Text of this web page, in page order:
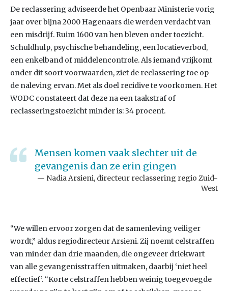
De reclassering adviseerde het Openbaar Ministerie vorig
jaar over bijna 2000 Hagenaars die werden verdacht van
een misdrijf. Ruim 1600 van hen bleven onder toezicht.
Schuldhulp, psychische behandeling, een locatieverbod,
een enkelband of middelencontrole. Als iemand vrijkomt
onder dit soort voorwaarden, ziet de reclassering toe op
de naleving ervan. Met als doel recidive te voorkomen. Het
WODC constateert dat deze na een taakstraf of
reclasseringstoezicht minder is: 34 procent.
Mensen komen vaak slechter uit de
gevangenis dan ze erin gingen
Nadia Arsieni, directeur reclassering regio Zuid-
West
“We willen ervoor zorgen dat de samenleving veiliger
wordt,” aldus regiodirecteur Arsieni. Zij noemt celstraffen
van minder dan drie maanden, die ongeveer driekwart
van alle gevangenisstraffen uitmaken, daarbij ‘niet heel
effectief’. “Korte celstraffen hebben weinig toegevoegde